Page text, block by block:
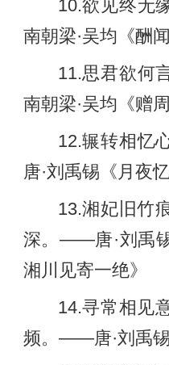
10.欲见终无
南朝梁·吴均《酬
11.思君欲何
南朝梁·吴均《赠周
12.辗转相忆
唐·刘禹锡《月夜
13.湘妃旧竹
深。——唐·刘禹
湘川见寄一绝》
14.寻常相见
频。——唐·刘禹锡